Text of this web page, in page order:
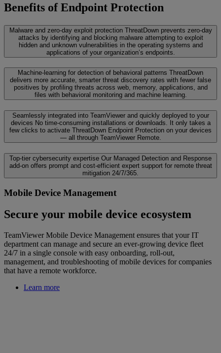
Benefits of Endpoint Protection
Malware and zero-day exploit protection ThreatDown prevents zero-day
attacks by identifying and blocking malware attempting to exploit
hidden and unknown vulnerabilities in the operating systems and
applications of your organization’s endpoints.
Machine-learning for detection of behavioral patterns ThreatDown
delivers more accurate, smarter threat discovery rates with fewer false
positives by profiling threats across web, memory, applications, and
files with behavioral monitoring and machine learning.
Seamlessly integrated into TeamViewer and quickly deployed to your
devices No time-consuming installations or downloads. It only takes a
few clicks to activate ThreatDown Endpoint Protection on your devices
— all through TeamViewer Remote.
Top-tier cybersecurity expertise Our Managed Detection and Response
add-on offers prompt and cost-efficient expert support for remote threat
mitigation 24/7/365.
Mobile Device Management
Secure your mobile device ecosystem
TeamViewer Mobile Device Management ensures that your IT
department can manage and secure an ever-growing device fleet
24/7 in a single console with easy onboarding, roll-out,
management, and troubleshooting of mobile devices for companies
that have a remote workforce.
Learn more